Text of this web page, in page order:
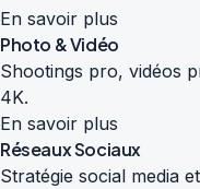
En savoir plus
Photo & Vidéo
Shootings pro, vidéos
4K.
En savoir plus
Réseaux Sociaux
Stratégie social media